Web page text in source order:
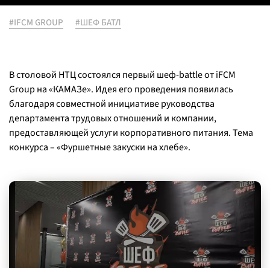
#IFCM GROUP #ШЕФ БАТЛ
В столовой НТЦ состоялся первый шеф-battle от iFCM
Group на «КАМАЗе». Идея его проведения появилась
благодаря совместной инициативе руководства
департамента трудовых отношений и компании,
предоставляющей услуги корпоративного питания. Тема
конкурса – «Фуршетные закуски на хлебе».